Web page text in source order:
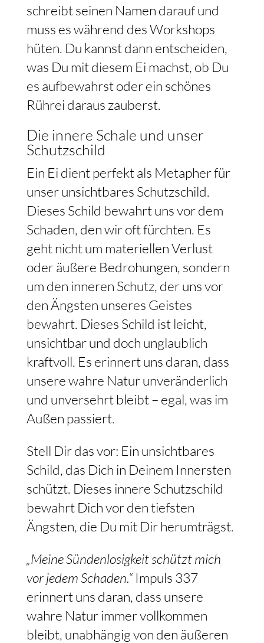
schreibt seinen Namen darauf und
muss es während des Workshops
hüten. Du kannst dann entscheiden,
was Du mit diesem Ei machst, ob Du
es aufbewahrst oder ein schönes
Rührei daraus zauberst.
Die innere Schale und unser
Schutzschild
Ein Ei dient perfekt als Metapher für
unser unsichtbares Schutzschild.
Dieses Schild bewahrt uns vor dem
Schaden, den wir oft fürchten. Es
geht nicht um materiellen Verlust
oder äußere Bedrohungen, sondern
um den inneren Schutz, der uns vor
den Ängsten unseres Geistes
bewahrt. Dieses Schild ist leicht,
unsichtbar und doch unglaublich
kraftvoll. Es erinnert uns daran, dass
unsere wahre Natur unveränderlich
und unversehrt bleibt – egal, was im
Außen passiert.
Stell Dir das vor: Ein unsichtbares
Schild, das Dich in Deinem Innersten
schützt. Dieses innere Schutzschild
bewahrt Dich vor den tiefsten
Ängsten, die Du mit Dir herumträgst.
„Meine Sündenlosigkeit schützt mich
vor jedem Schaden.“Impuls 337
erinnert uns daran, dass unsere
wahre Natur immer vollkommen
bleibt, unabhängig von den äußeren